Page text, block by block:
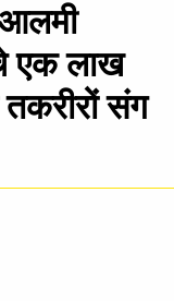
एक लाख
संग